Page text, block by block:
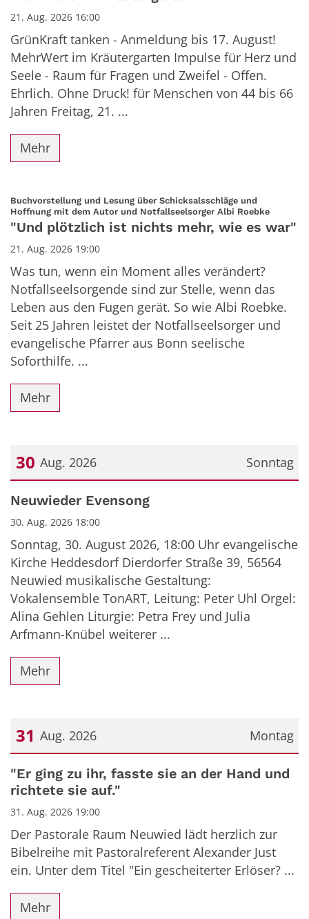
21. Aug. 2026 16:00
GrünKraft tanken - Anmeldung bis 17. August!
MehrWert im Kräutergarten Impulse für Herz und
Seele - Raum für Fragen und Zweifel - Offen.
Ehrlich. Ohne Druck! für Menschen von 44 bis 66
Jahren Freitag, 21. ...
Mehr
Buchvorstellung und Lesung über Schicksalsschläge und
Hoffnung mit dem Autor und Notfallseelsorger Albi Roebke:
"Und plötzlich ist nichts mehr, wie es war"
21. Aug. 2026 19:00
Was tun, wenn ein Moment alles verändert?
Notfallseelsorgende sind zur Stelle, wenn das
Leben aus den Fugen gerät. So wie Albi Roebke.
Seit 25 Jahren leistet der Notfallseelsorger und
evangelische Pfarrer aus Bonn seelische
Soforthilfe. ...
Mehr
Sonntag
30 Aug. 2026
Datum: 30. August 2026
Neuwieder Evensong
30. Aug. 2026 18:00
Sonntag, 30. August 2026, 18:00 Uhr evangelische
Kirche Heddesdorf Dierdorfer Straße 39, 56564
Neuwied musikalische Gestaltung:
Vokalensemble TonART, Leitung: Peter Uhl Orgel:
Alina Gehlen Liturgie: Petra Frey und Julia
Arfmann-Knübel weiterer ...
Mehr
Montag
31 Aug. 2026
Datum: 31. August 2026
"Er ging zu ihr, fasste sie an der Hand und
richtete sie auf."
31. Aug. 2026 19:00
Der Pastorale Raum Neuwied lädt herzlich zur
Bibelreihe mit Pastoralreferent Alexander Just
ein. Unter dem Titel "Ein gescheiterter Erlöser? ...
Mehr